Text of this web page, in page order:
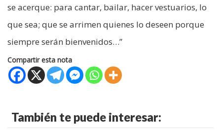
se acerque: para cantar, bailar, hacer vestuarios, lo
que sea; que se arrimen quienes lo deseen porque
siempre serán bienvenidos…”
Compartir esta nota
También te puede interesar: